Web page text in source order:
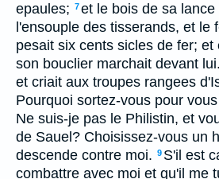
epaules; 7et le bois de sa
l'ensouple des tisserands, et le
pesait six cents sicles de fer; et
son bouclier marchait devant lui.
et criait aux troupes rangees
Pourquoi sortez-vous pour
Ne suis-je pas le Philistin, et
de Sauel? Choisissez-vous un
descende contre moi. 9 S'il est
combattre avec moi et qu'il me